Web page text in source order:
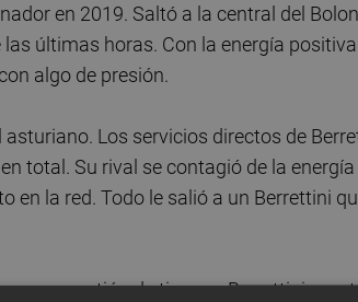
en 2019. Saltó a la central del
últimas horas. Con la energía
algo de presión.
Los servicios directos de
total. Su rival se contagió de la
en la red. Todo le salió a un Berrettini
una cuestión de tiempo. Berrettini